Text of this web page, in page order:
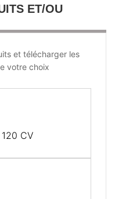
ET/OU
et télécharger les
votre choix
CV